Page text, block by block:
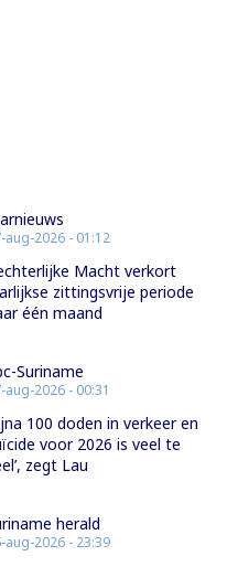
aug-2026 - 01:12
Macht verkort
zittingsvrije periode
één maand
Suriname
aug-2026 - 00:31
100 doden in verkeer en
voor 2026 is veel te
zegt Lau
herald
aug-2026 - 23:39